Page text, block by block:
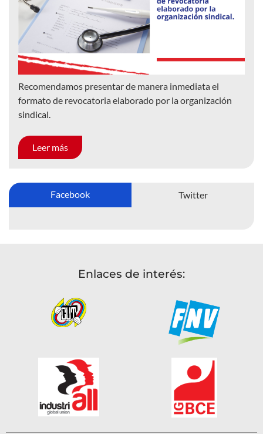
Recomendamos presentar de manera inmediata el
formato de revocatoria elaborado por la organización
sindical.
Leer más
Facebook Twitter
Enlaces de interés: